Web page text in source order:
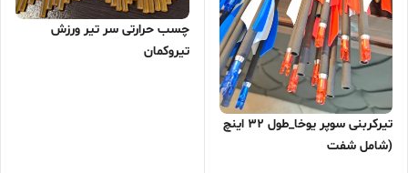
تیرکربنی سوپر یوخا_طول ۳۲ اینچ
(شامل شفت
چسب حرارتی سر تیر ورزش
تیروکمان